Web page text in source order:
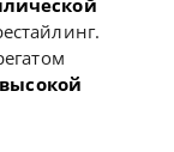
высокой